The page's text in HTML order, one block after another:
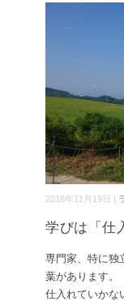
2018年11月19日 |
学びは「仕
専門家、特に独
葉があります。
仕入れていか